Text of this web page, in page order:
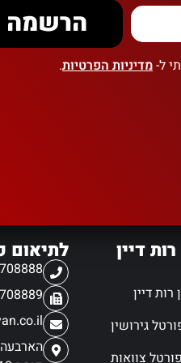
ל-מדיניות הפרטיות.
הרשמה
דיין
דיין
צוואות
לתיאום